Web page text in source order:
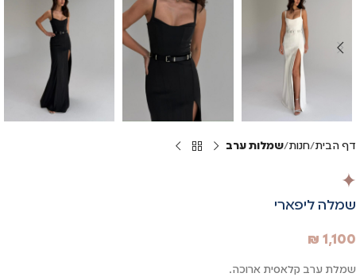
דף הבית חנות שמלות ערב
שמלה ליפארי
₪ 1,100
שמלת ערב קלאסית ארוכה.